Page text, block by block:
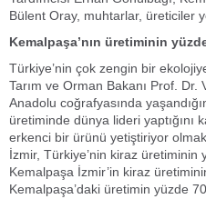
Bülent Oray, muhtarlar, üreticiler
Kemalpaşa’nın üretiminin
Türkiye’nin çok zengin bir
Tarım ve Orman Bakanı Prof.
Anadolu coğrafyasında
üretiminde dünya lideri yaptığını
erkenci bir ürünü yetiştiriyor
İzmir, Türkiye’nin kiraz üretiminin
Kemalpaşa İzmir’in kiraz
Kemalpaşa’daki üretimin yüzde